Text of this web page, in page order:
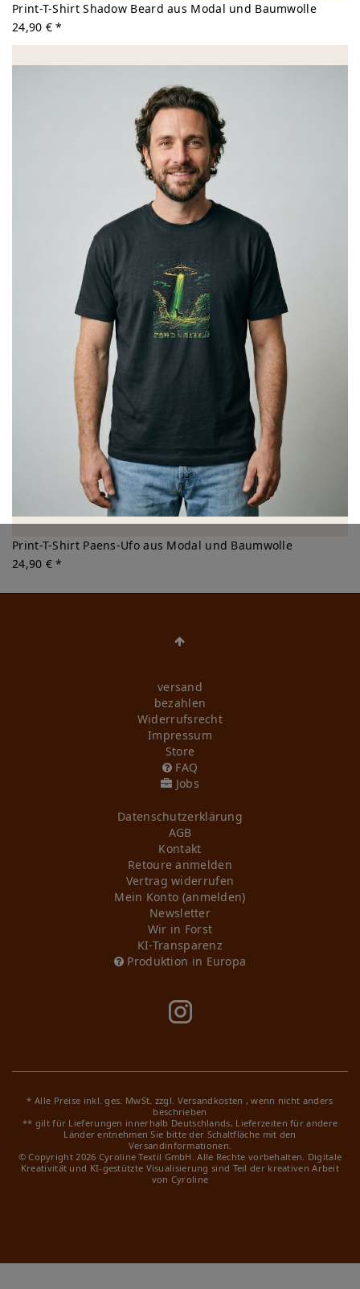
Print-T-Shirt Shadow Beard aus Modal und Baumwolle
24,90 € *
Print-T-Shirt Paens-Ufo aus Modal und Baumwolle
24,90 € *
versand
bezahlen
Widerrufs­recht
Impressum
Store
FAQ
Jobs
Daten­schutz­erklärung
AGB
Kontakt
Retoure anmelden
Vertrag widerrufen
Mein Konto (anmelden)
Newsletter
Wir in Forst
KI-Transparenz
Produktion in Europa
* Alle Preise inkl. ges. MwSt. zzgl. Versandkosten , wenn nicht anders
beschrieben
** gilt für Lieferungen innerhalb Deutschlands, Lieferzeiten für andere
Länder entnehmen Sie bitte der Schaltfläche mit den
Versandinformationen.
© Copyright 2026 Cyroline Textil GmbH. Alle Rechte vorbehalten. Digitale
Kreativität und KI-gestützte Visualisierung sind Teil der kreativen Arbeit
von Cyroline